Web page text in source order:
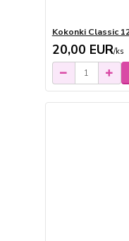
Kokonki Classic
20,00 EUR/ks